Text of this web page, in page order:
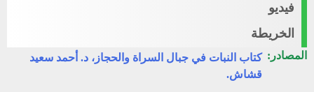
فيديو
الخريطة
المصادر: كتاب النبات في جبال السراة والحجاز، د. أحمد سعيد
قشاش.